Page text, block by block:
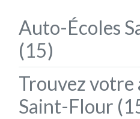
Auto-Écoles
(15)
Trouvez votre
Saint-Flour